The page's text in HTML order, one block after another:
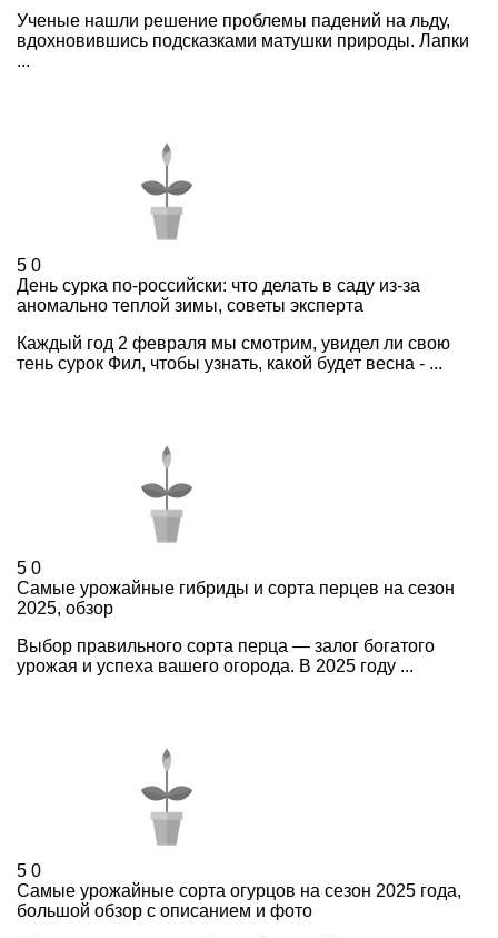
Ученые нашли решение проблемы падений на льду,
вдохновившись подсказками матушки природы. Лапки
...
5 0
День сурка по-российски: что делать в саду из-за
аномально теплой зимы, советы эксперта
Каждый год 2 февраля мы смотрим, увидел ли свою
тень сурок Фил, чтобы узнать, какой будет весна - ...
5 0
Самые урожайные гибриды и сорта перцев на сезон
2025, обзор
Выбор правильного сорта перца — залог богатого
урожая и успеха вашего огорода. В 2025 году ...
5 0
Самые урожайные сорта огурцов на сезон 2025 года,
большой обзор с описанием и фото